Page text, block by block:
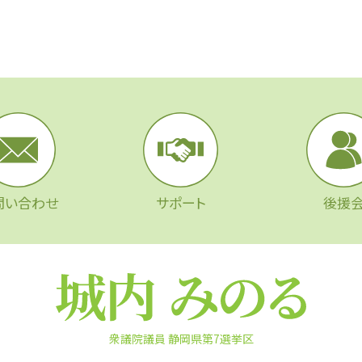
い合わせ サポート 後援
衆議院議員 静岡県第7選挙区